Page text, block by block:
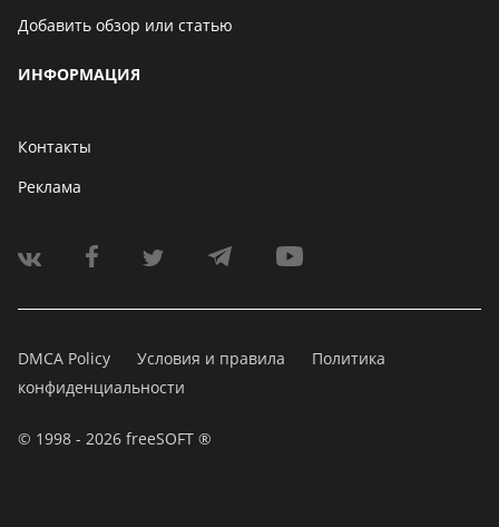
Добавить обзор или статью
ИНФОРМАЦИЯ
Контакты
Реклама
DMCA Policy Условия и правила
Политика
конфиденциальности
© 1998 - 2026 freeSOFT ®